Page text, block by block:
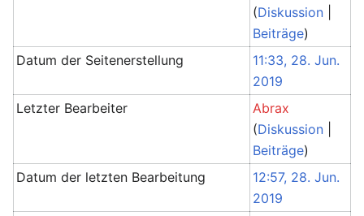
(Diskussion
Beiträge)
Datum der Seitenerstellung
11:33, 28. Jun.
2019
Letzter Bearbeiter
Abrax
(Diskussion
Beiträge)
Datum der letzten Bearbeitung
12:57, 28. Jun.
2019